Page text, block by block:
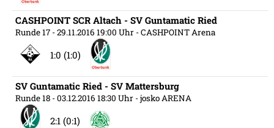
CASHPOINT SCR Altach - SV Guntamatic Ried
Runde 17 - 29.11.2016 19:00 Uhr - CASHPOINT Arena
1:0 (1:0)
SV Guntamatic Ried - SV Mattersburg
Runde 18 - 03.12.2016 18:30 Uhr - josko ARENA
2:1 (0:1)